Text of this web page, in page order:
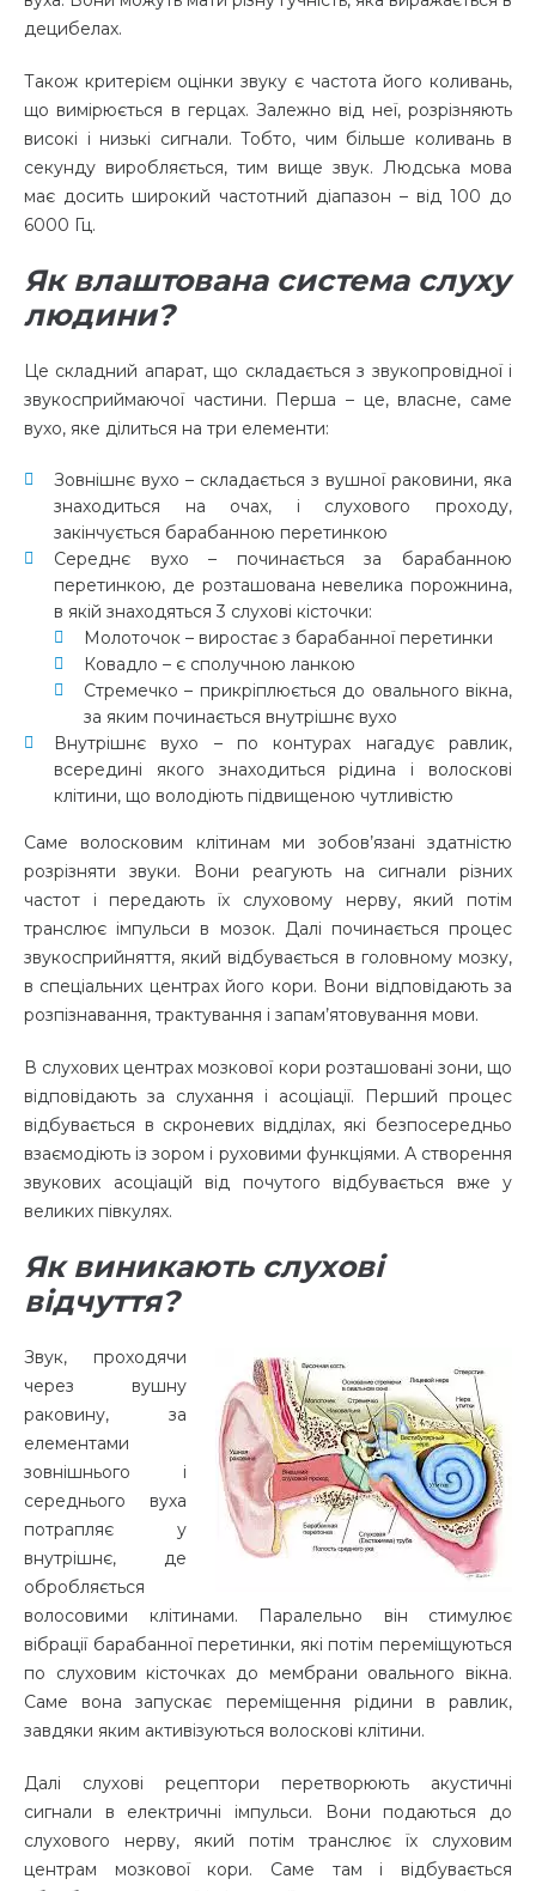
децибелах.
Також критерієм оцінки звуку є частота його коливань,
що вимірюється в герцах. Залежно від неї, розрізняють
високі і низькі сигнали. Тобто, чим більше коливань в
секунду виробляється, тим вище звук. Людська мова
має досить широкий частотний діапазон – від 100 до
6000 Гц.
Як влаштована система слуху
людини?
Це складний апарат, що складається з звукопровідної і
звукосприймаючої частини. Перша – це, власне, саме
вухо, яке ділиться на три елементи:
Зовнішнє вухо – складається з вушної раковини, яка
знаходиться на очах, і слухового проходу,
закінчується барабанною перетинкою
Середнє вухо – починається за барабанною
перетинкою, де розташована невелика порожнина,
в якій знаходяться 3 слухові кісточки:
Молоточок – виростає з барабанної перетинки
Ковадло – є сполучною ланкою
Стремечко – прикріплюється до овального вікна,
за яким починається внутрішнє вухо
Внутрішнє вухо – по контурах нагадує равлик,
всередині якого знаходиться рідина і волоскові
клітини, що володіють підвищеною чутливістю
Саме волосковим клітинам ми зобов’язані здатністю
розрізняти звуки. Вони реагують на сигнали різних
частот і передають їх слуховому нерву, який потім
транслює імпульси в мозок. Далі починається процес
звукосприйняття, який відбувається в головному мозку,
в спеціальних центрах його кори. Вони відповідають за
розпізнавання, трактування і запам’ятовування мови.
В слухових центрах мозкової кори розташовані зони, що
відповідають за слухання і асоціації. Перший процес
відбувається в скроневих відділах, які безпосередньо
взаємодіють із зором і руховими функціями. А створення
звукових асоціацій від почутого відбувається вже у
великих півкулях.
Як виникають слухові
відчуття?
Звук, проходячи
через вушну
раковину, за
елементами
зовнішнього і
середнього вуха
потрапляє у
внутрішнє, де
обробляється
волосовими клітинами. Паралельно він стимулює
вібрації барабанної перетинки, які потім переміщуються
по слуховим кісточках до мембрани овального вікна.
Саме вона запускає переміщення рідини в равлик,
завдяки яким активізуються волоскові клітини.
Далі слухові рецептори перетворюють акустичні
сигнали в електричні імпульси. Вони подаються до
слухового нерву, який потім транслює їх слуховим
центрам мозкової кори. Саме там і відбувається